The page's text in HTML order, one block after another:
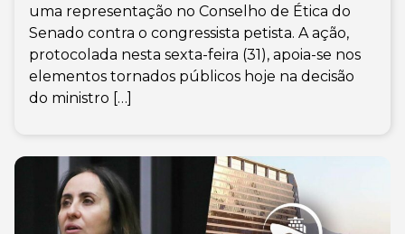
uma representação no Conselho de Ética do
Senado contra o congressista petista. A ação,
protocolada nesta sexta-feira (31), apoia-se nos
elementos tornados públicos hoje na decisão
do ministro […]